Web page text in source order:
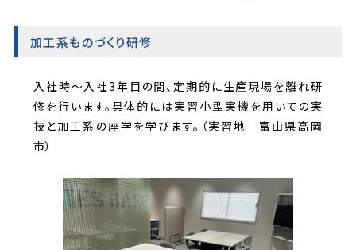
加工系ものづくり研修
入社時～入社3年目の間、定期的に生産現場を離れ研
修を行います。具体的には実習小型実機を用いての実
技と加工系の座学を学びます。（実習地 富山県高岡
市）